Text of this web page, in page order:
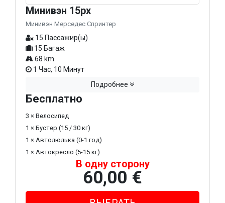
Минивэн 15px
Минивэн Мерседес Спринтер
15 Пассажир(ы)
15 Багаж
68 km.
1 Час, 10 Минут
Подробнее
Бесплатно
3 × Велосипед
1 × Бустер (15 / 30 кг)
1 × Автолюлька (0-1 год)
1 × Автокресло (5-15 кг)
В одну сторону
60,00 €